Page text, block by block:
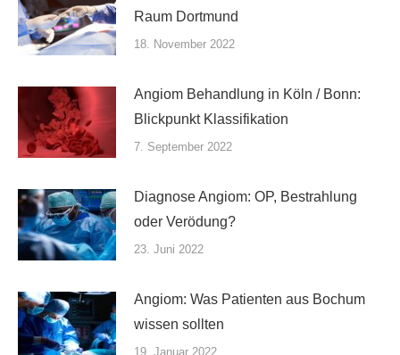
Raum Dortmund
18. November 2022
Angiom Behandlung in Köln / Bonn:
Blickpunkt Klassifikation
7. September 2022
Diagnose Angiom: OP, Bestrahlung
oder Verödung?
23. Juni 2022
Angiom: Was Patienten aus Bochum
wissen sollten
19. Januar 2022